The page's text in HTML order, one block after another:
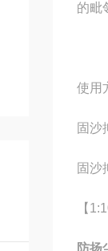
的毗
使用
固沙
固沙
【
防扬